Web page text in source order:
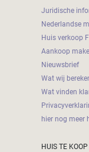
Juridische
Nederlandse
Huis verkoop
Aankoop
Nieuwsbrief
Wat wij
Wat vinden
hier nog meer
HUIS TE